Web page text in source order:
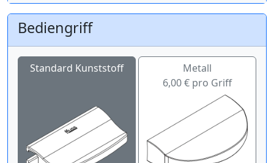
Bediengriff
Standard Kunststoff
Metall
6,00 € pro Griff